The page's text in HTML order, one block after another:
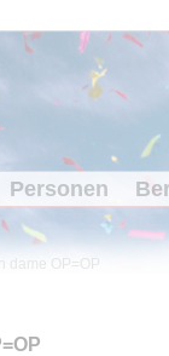
Personen
dame OP=OP